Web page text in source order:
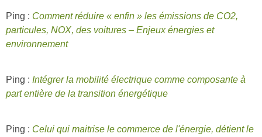
Ping : Comment réduire « enfin » les émissions de CO2,
particules, NOX, des voitures – Enjeux énergies et
environnement
Ping : Intégrer la mobilité électrique comme composante à
part entière de la transition énergétique
Ping : Celui qui maitrise le commerce de l'énergie, détient le